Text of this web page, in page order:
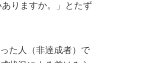
りますか。」とたず
た人（非達成者）で